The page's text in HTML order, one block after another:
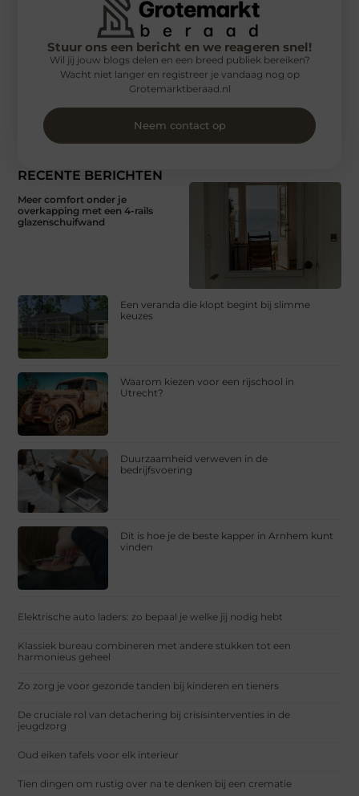
RECENTE BERICHTEN
Meer comfort onder je
overkapping met een 4-rails
glazenschuifwand
Een veranda die klopt begint bij slimme
keuzes
Waarom kiezen voor een rijschool in
Utrecht?
Duurzaamheid verweven in de
bedrijfsvoering
Dit is hoe je de beste kapper in Arnhem kunt
vinden
Elektrische auto laders: zo bepaal je welke jij nodig hebt
Klassiek bureau combineren met andere stukken tot een
harmonieus geheel
Zo zorg je voor gezonde tanden bij kinderen en tieners
De cruciale rol van detachering bij crisisinterventies in de
jeugdzorg
Oud eiken tafels voor elk interieur
Tien dingen om rustig over na te denken bij een crematie
Stuur ons een bericht en we reageren snel!
Wil jij jouw blogs delen en een breed publiek bereiken?
Wacht niet langer en registreer je vandaag nog op
Grotemarktberaad.nl
Neem contact op